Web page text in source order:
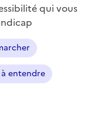
qui vous
entendre